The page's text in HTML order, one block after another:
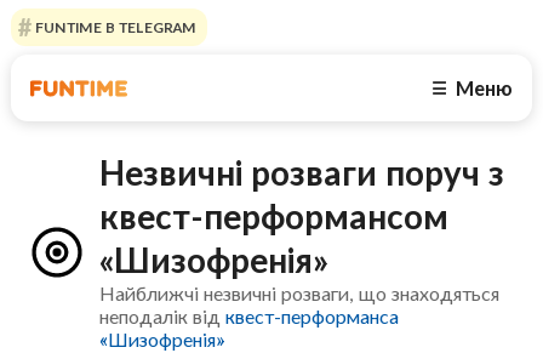
FUNTIME В TELEGRAM
☰ Меню
Незвичні розваги поруч з
квест-перформансом
«Шизофренія»
Найближчі незвичні розваги, що знаходяться
неподалік відквест-перформанса
«Шизофренія»